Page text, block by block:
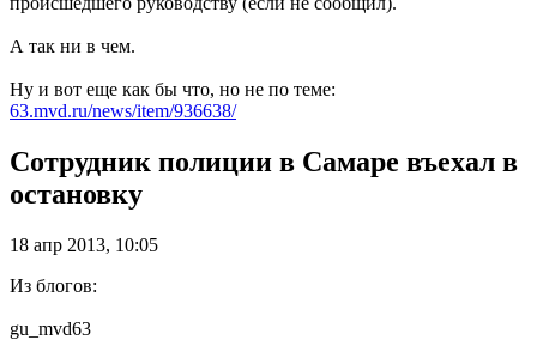
А так ни в чем.
Ну и вот еще как бы что, но не по теме:
63.mvd.ru/news/item/936638/
Сотрудник полиции в Самаре въехал в
остановку
18 апр 2013, 10:05
Из блогов:
gu_mvd63